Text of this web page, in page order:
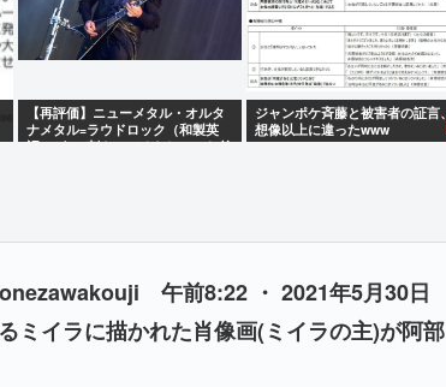
【再評価】ニューメタル・オルタ
ナメタル=ラウドロック（和製英
語）がZに刺さってるらしい。お前
ジャンポケ斉藤と被害者の証言、
想像以上に違ったwww
午前8:22 ・ 2021年5月30日
ミイラに描かれた肖像画(ミイラの主)が阿部